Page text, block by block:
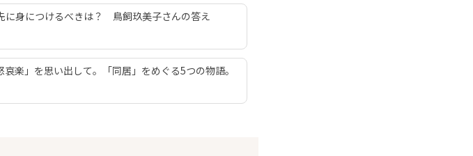
に身につけるべきは？ 鳥飼玖美子さんの答え
楽」を思い出して。「同居」をめぐる5つの物語。